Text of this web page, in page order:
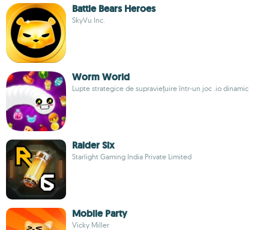
Battle Bears Heroes
SkyVu Inc.
Worm World
Lupte strategice de supraviețuire într-un joc .io dinamic
Raider Six
Starlight Gaming India Private Limited
Mobile Party
Vicky Miller